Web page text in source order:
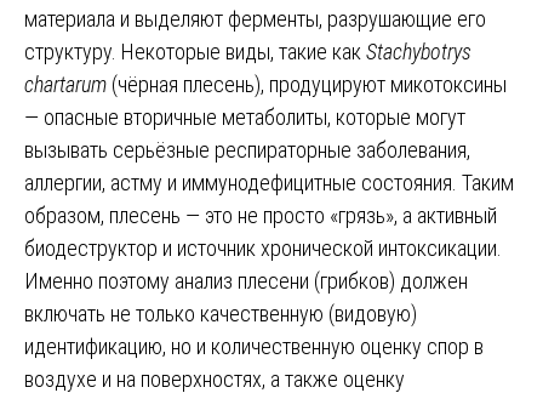
материала и выделяют ферменты, разрушающие его
структуру. Некоторые виды, такие как Stachybotrys
chartarum (чёрная плесень), продуцируют микотоксины
— опасные вторичные метаболиты, которые могут
вызывать серьёзные респираторные заболевания,
аллергии, астму и иммунодефицитные состояния. Таким
образом, плесень — это не просто «грязь», а активный
биодеструктор и источник хронической интоксикации.
Именно поэтому анализ плесени (грибков) должен
включать не только качественную (видовую)
идентификацию, но и количественную оценку спор в
воздухе и на поверхностях, а также оценку